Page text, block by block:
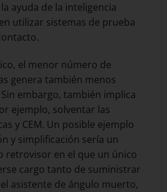
ayuda de la inteligencia
utilizar sistemas de prueba
el menor número de
genera también menos
embargo, también implica
ejemplo, solventar las
y CEM. Un posible ejemplo
y simplificación sería un
retrovisor en el que un único
cargo tanto de suministrar
asistente de ángulo muerto,